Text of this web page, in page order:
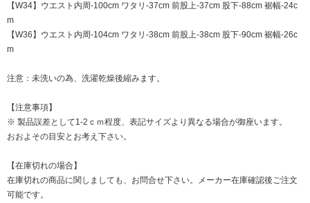
【W34】ウエスト内周-100cm ワタリ-37cm 前股上-37cm 股下-88cm 裾幅-24c
m
【W36】ウエスト内周-104cm ワタリ-38cm 前股上-38cm 股下-90cm 裾幅-26c
m
注意：未洗いの為、洗濯乾燥後縮みます。
【注意事項】
※ 製品誤差として1-2ｃｍ程度、表記サイズより異なる場合が御座います。
おおよその目安とお考え下さい。
【在庫切れの場合】
在庫切れの商品に関しましても、お問合せ下さい。メーカー在庫確認後ご注文
可能です。